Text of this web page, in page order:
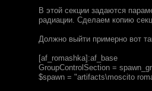
В этой секции задаются
радиации. Сделаем копию
Должно выйти примерно вот
[af_romashka]:af_base
GroupControlSection =
$spawn = "artifacts\moscito